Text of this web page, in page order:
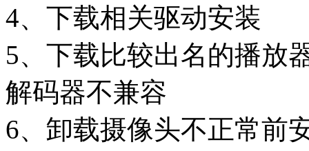
4、下载相关驱动安装
5、下载比较出名的播放
解码器不兼容
6、卸载摄像头不正常前